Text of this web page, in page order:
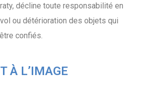
décline toute responsabilité en
ou détérioration des objets qui
confiés.
À L’IMAGE